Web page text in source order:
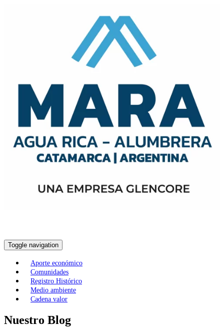
Toggle navigation
Aporte económico
Comunidades
Registro Histórico
Medio ambiente
Cadena valor
Nuestro Blog